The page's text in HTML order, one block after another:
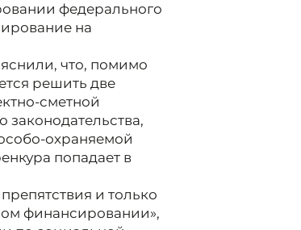
федерального
на
что, помимо
решить две
сметной
охраняемой
попадает в
и только
финансировании»,